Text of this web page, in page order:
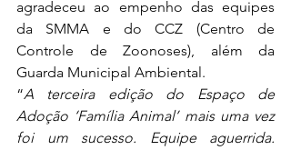
agradeceu ao empenho das equipes
da SMMA e do CCZ (Centro de
Controle de Zoonoses), além da
Guarda Municipal Ambiental.
“A terceira edição do Espaço de
Adoção ‘Família Animal’ mais uma vez
foi um sucesso. Equipe aguerrida.